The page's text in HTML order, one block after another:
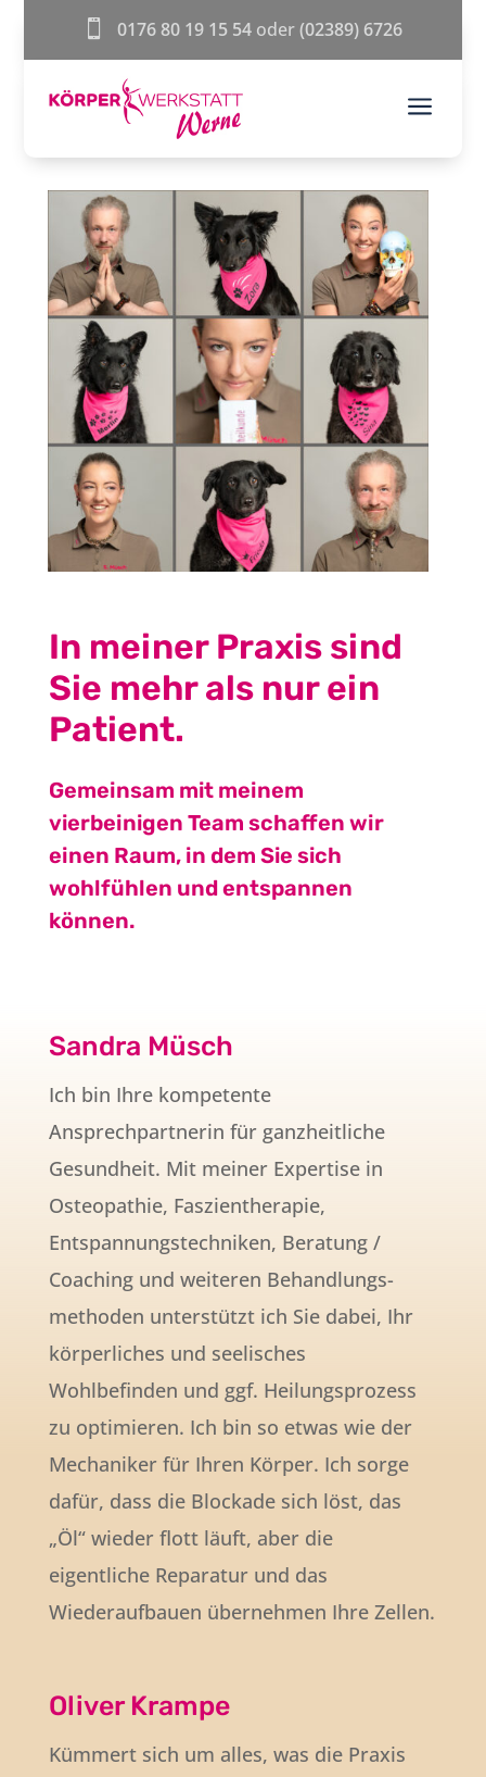
 0176 80 19 15 54 oder(02389) 6726
a
In meiner Praxis sind
Sie mehr als nur ein
Patient.
Gemeinsam mit meinem
vierbeinigen Team schaffen wir
einen Raum, in dem Sie sich
wohlfühlen und entspannen
können.
Sandra Müsch
Ich bin Ihre kompetente
Ansprechpartnerin für ganzheitliche
Gesundheit. Mit meiner Expertise in
Osteopathie, Faszientherapie,
Entspannungstechniken, Beratung /
Coaching und weiteren Behandlungs­
methoden unterstützt ich Sie dabei, Ihr
körperliches und seelisches
Wohlbefinden und ggf. Heilungsprozess
zu optimieren. Ich bin so etwas wie der
Mechaniker für Ihren Körper. Ich sorge
dafür, dass die Blockade sich löst, das
„Öl“ wieder flott läuft, aber die
eigentliche Reparatur und das
Wiederaufbauen übernehmen Ihre Zellen.
Oliver Krampe
Kümmert sich um alles, was die Praxis